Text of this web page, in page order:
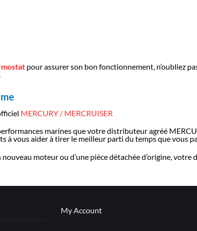
pour assurer son bon fonctionnement, n’oubliez
MERCURY / MERCRUISER
marines que votre distributeur agréé
à vous aider à tirer le meilleur parti du temps que vous
nouveau moteur ou d’une pièce détachée d’origine,
My Account